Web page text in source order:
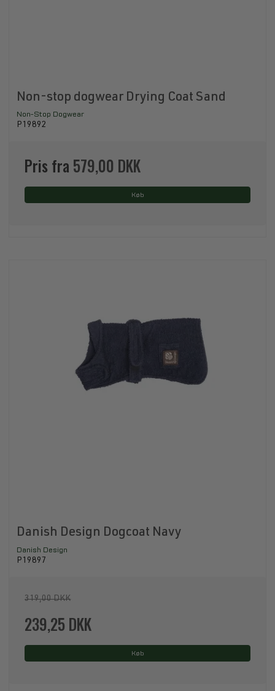
Non-stop dogwear Drying Coat Sand
Non-Stop Dogwear
P19892
Pris fra 579,00 DKK
Køb
Danish Design Dogcoat Navy
Danish Design
P19897
319,00 DKK
239,25 DKK
Køb